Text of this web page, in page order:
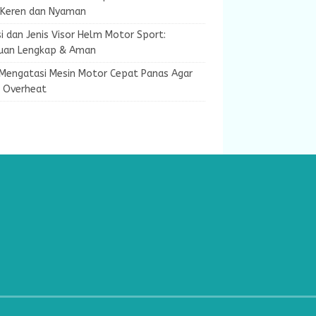
dan Nyaman
dan Jenis Visor Helm Motor Sport:
Lengkap & Aman
Mesin Motor Cepat Panas Agar
Overheat